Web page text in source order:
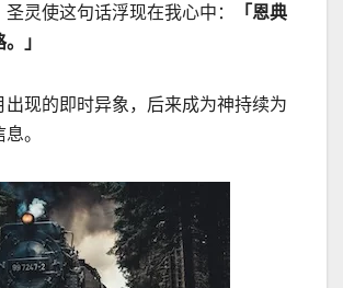
灵使这句话浮现在我心中：
「恩典
」
出现的即时异象，后来成为神持续为
。